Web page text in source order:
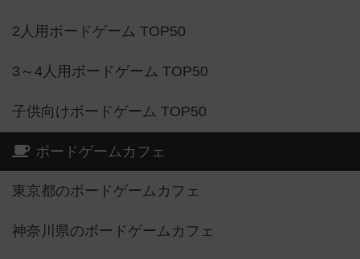
2人用ボードゲーム TOP50
3～4人用ボードゲーム TOP50
子供向けボードゲーム TOP50
ボードゲームカフェ
東京都のボードゲームカフェ
神奈川県のボードゲームカフェ